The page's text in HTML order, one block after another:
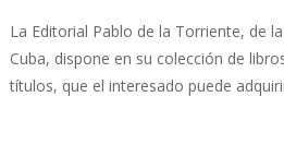
La Editorial Pablo de la Torriente, de
Cuba, dispone en su colección de
títulos, que el interesado puede